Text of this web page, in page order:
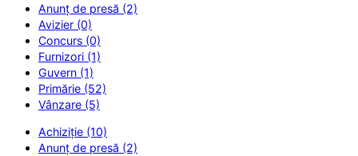
Anunț de presă (2)
Avizier (0)
Concurs (0)
Furnizori (1)
Guvern (1)
Primărie (52)
Vânzare (5)
Achiziție (10)
Anunț de presă (2)